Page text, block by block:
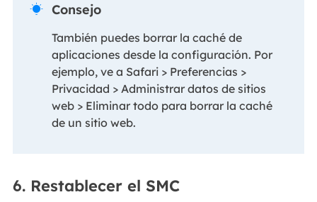
 Consejo
También puedes borrar la caché de
aplicaciones desde la configuración. Por
ejemplo, ve a Safari > Preferencias >
Privacidad > Administrar datos de sitios
web > Eliminar todo para borrar la caché
de un sitio web.
6. Restablecer el SMC